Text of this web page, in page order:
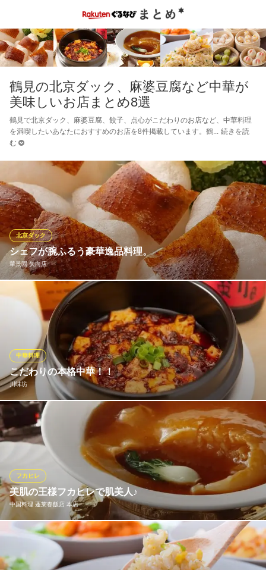
鶴見の北京ダック、麻婆豆腐など中華が
美味しいお店まとめ8選
鶴見で北京ダック、麻婆豆腐、餃子、点心がこだわりのお店など、中華料理
を満喫したいあなたにおすすめのお店を8件掲載しています。鶴
続きを読
む
シェフが腕ふるう豪華逸品料理。
華景園 矢向店
北京ダック
本場の味をシェフが思いを込めて再現。 心ゆくまで、お楽しみく
ださい。
華景園 矢向店
中華料理
ＪＲ南武線矢向駅 徒歩2分
神奈川県横浜市鶴見区矢向6-10-1
こだわりの本格中華！！
川味坊
中華料理
中国から仕入れる本場の調味料を使った、本格的な味わいの四川
料理！小皿料理が種類豊富で、お酒を楽しみたい時にもぴった
り！また、ランチタイムには1,000円以下のお得なランチメニュー
も提供しております◎定食はスープ、漬物、デザート、コーヒーo
rお茶が付いてライスのお替り自由と、ボリューム感のある内容が
魅力♪
旬を味わう中華居酒屋
ＪＲ鶴見駅 徒歩1分
神奈川県横浜市鶴見区豊岡町2-2 鶴見フーガ2 B1
美肌の王様フカヒレで肌美人♪
中国料理 蓬莱春飯店 本店
フカヒレ
古来から珍重されてきたフカヒレ。当店自慢のフカヒレは一度食
べたらやみつき間違いなし！コラーゲンたっぷり☆ぜひご賞味く
ださい♪ 当店ではふかひれの姿煮、ふかひれスープのメニューで